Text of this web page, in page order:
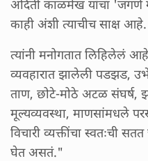
अदिती काळमेख यांचा 'जगणे
काही अंशी त्याचीच साक्ष आहे.
त्यांनी मनोगतात लिहिलेलं
व्यवहारात झालेली पडझड, उभे
ताण, छोटे-मोठे अटळ संघर्ष,
मूल्यव्यवस्था, माणसांमधले
विचारी व्यक्तींचा स्वतःची
घेत असतं."